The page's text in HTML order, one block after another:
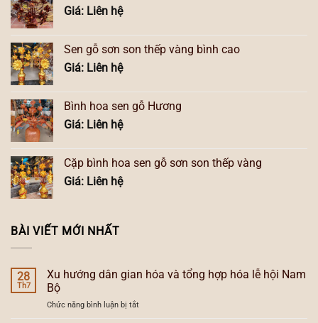
Giá: Liên hệ
Sen gỗ sơn son thếp vàng bình cao
Giá: Liên hệ
Bình hoa sen gỗ Hương
Giá: Liên hệ
Cặp bình hoa sen gỗ sơn son thếp vàng
Giá: Liên hệ
BÀI VIẾT MỚI NHẤT
28
Th7
Xu hướng dân gian hóa và tổng hợp hóa lễ hội Nam
Bộ
Chức năng bình luận bị tắtở
Xu